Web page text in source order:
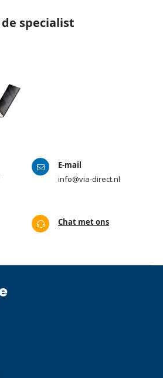
specialist
E-mail
info@via-direct.nl
Chat met ons